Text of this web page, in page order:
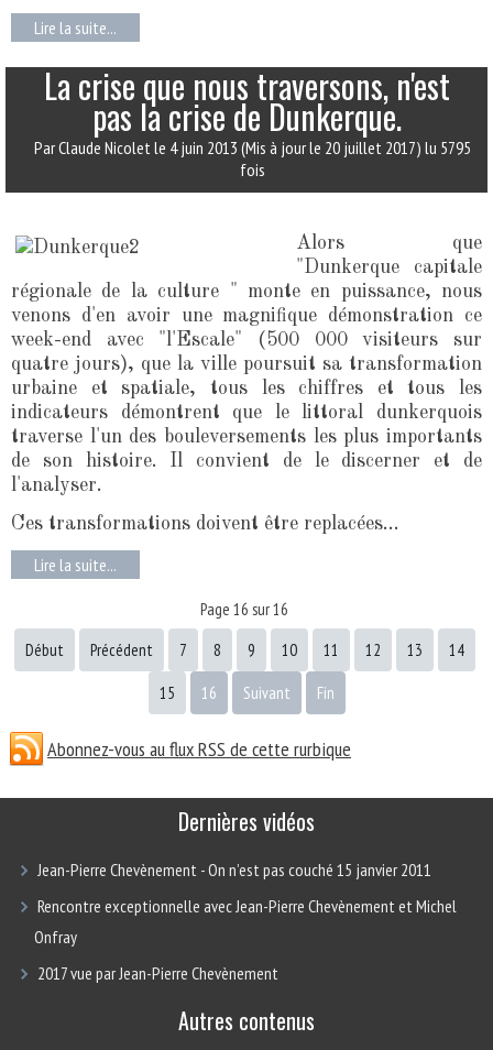
Lire la suite...
La crise que nous traversons, n'est
pas la crise de Dunkerque.
Par Claude Nicoletle 4 juin 2013 (Mis à jour le 20 juillet 2017) lu 5795
fois
Alors que
"Dunkerque capitale
régionale de la culture " monte en puissance, nous
venons d'en avoir une magnifique démonstration ce
week-end avec "l'Escale" (500 000 visiteurs sur
quatre jours), que la ville poursuit sa transformation
urbaine et spatiale, tous les chiffres et tous les
indicateurs démontrent que le littoral dunkerquois
traverse l'un des bouleversements les plus importants
de son histoire. Il convient de le discerner et de
l'analyser.
Ces transformations doivent être replacées...
Lire la suite...
Page 16 sur 16
Début
Précédent 7 8 9 10 11 12 13 14
15 16 Suivant Fin
Abonnez-vous au flux RSS de cette rurbique
Dernières vidéos
Jean-Pierre Chevènement - On n’est pas couché 15 janvier 2011
Rencontre exceptionnelle avec Jean-Pierre Chevènement et Michel
Onfray
2017 vue par Jean-Pierre Chevènement
Autres contenus